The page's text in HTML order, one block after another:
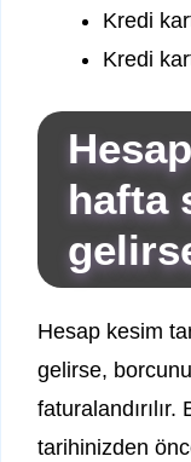
Kredi
Kredi
hafta
Hesap kesim
gelirse,
tarihinizden